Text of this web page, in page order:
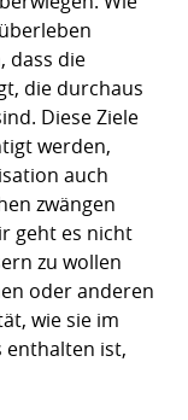
dass die
die durchaus
Diese Ziele
werden,
auch
zwängen
geht es nicht
zu wollen 
oder anderen
wie sie im
enthalten ist,